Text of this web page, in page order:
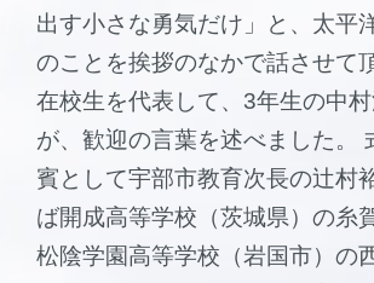
出す小さな勇気だけ」と、太平
のことを挨拶のなかで話させて
在校生を代表して、3年生の中
が、歓迎の言葉を述べました。
賓として宇部市教育次長の辻村
ば開成高等学校（茨城県）の糸
松陰学園高等学校（岩国市）の